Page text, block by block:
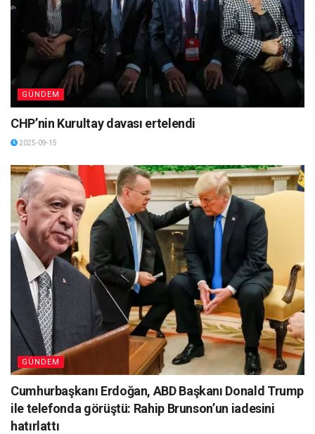
GÜNDEM
CHP’nin Kurultay davası ertelendi
2025-09-15
GÜNDEM
Cumhurbaşkanı Erdoğan, ABD Başkanı Donald Trump
ile telefonda görüştü: Rahip Brunson’un iadesini
hatırlattı